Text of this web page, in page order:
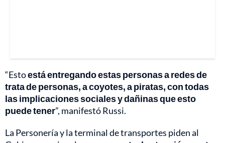
“Estoestá entregando estas personas a redes de
trata de personas, a coyotes, a piratas, con todas
las implicaciones sociales y dañinas que esto
puede tener”, manifestó Russi.
La Personería y la terminal de transportes piden al